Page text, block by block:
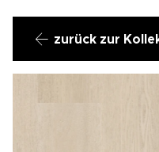
zurück zur